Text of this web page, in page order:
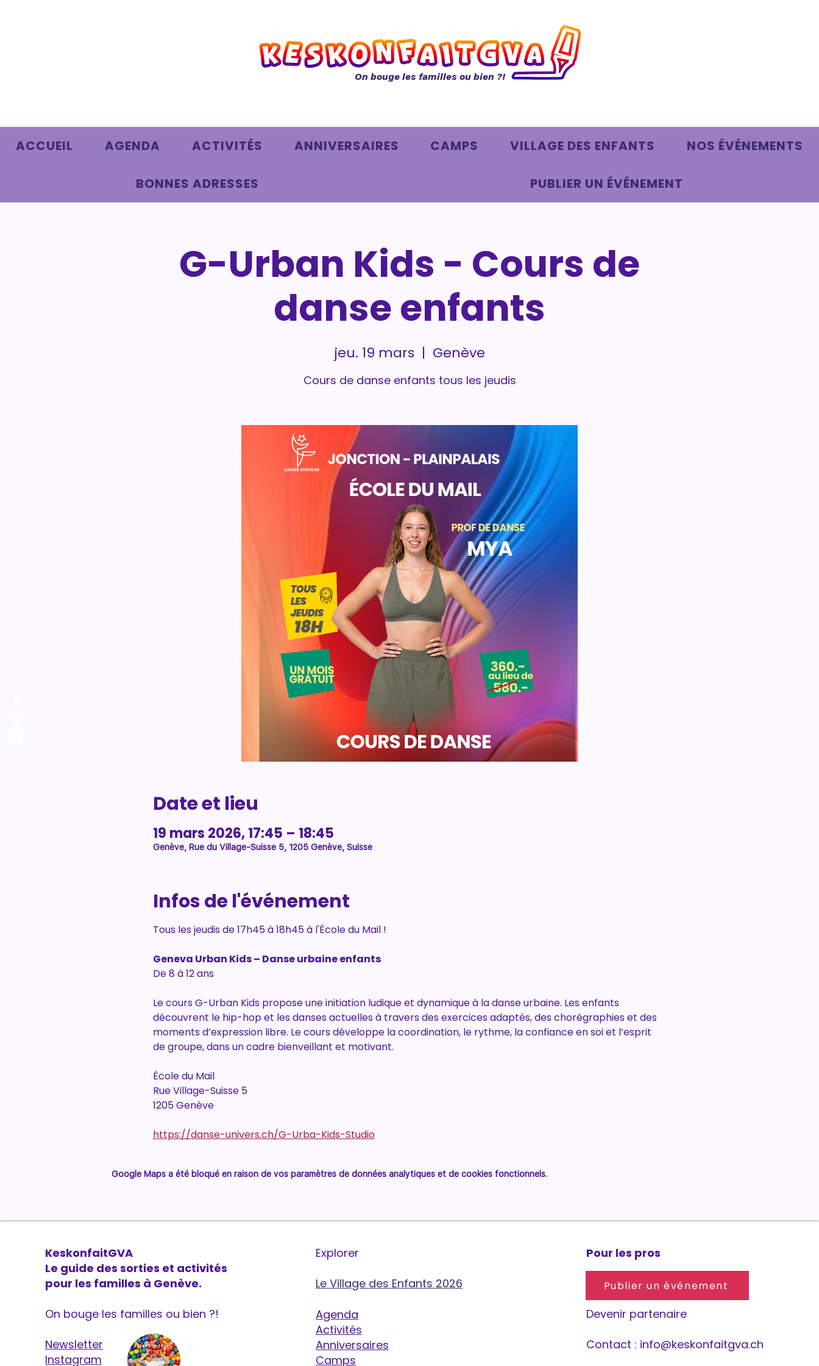
On bouge les familles ou bien ?!
ACCUEIL AGENDA ACTIVITÉS ANNIVERSAIRES CAMPS VILLAGE DES ENFANTS NOS ÉVÉNEMENTS
BONNES ADRESSES PUBLIER UN ÉVÉNEMENT
G-Urban Kids - Cours de
danse enfants
jeu. 19 mars
  |
Genève
Cours de danse enfants tous les jeudis
Date et lieu
19 mars 2026, 17:45 – 18:45
Genève, Rue du Village-Suisse 5, 1205 Genève, Suisse
Infos de l'événement
Tous les jeudis de 17h45 à 18h45 à l'École du Mail !
Geneva Urban Kids – Danse urbaine enfants
De 8 à 12 ans
Le cours G-Urban Kids propose une initiation ludique et dynamique à la danse urbaine. Les enfants
découvrent le hip-hop et les danses actuelles à travers des exercices adaptés, des chorégraphies et des
moments d’expression libre. Le cours développe la coordination, le rythme, la confiance en soi et l’esprit
de groupe, dans un cadre bienveillant et motivant.
École du Mail
Rue Village-Suisse 5
1205 Genève
https://danse-univers.ch/G-Urba-Kids-Studio
Google Maps a été bloqué en raison de vos paramètres de données analytiques et de cookies fonctionnels.
KeskonfaitGVA
Le guide des sorties et activités
pour les familles à Genève.
On bouge les familles ou bien ?!
Newsletter
Instagram
Explorer
Le Village des Enfants 2026
Agenda
Activités
Anniversaires
Camps
Pour les pros
Devenir partenaire
Contact : info@keskonfaitgva.ch
Publier un événement